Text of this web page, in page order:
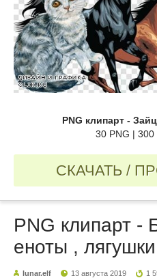
PNG клипарт -
30 PNG |
СКАЧАТЬ /
PNG клипарт -
еноты , лягушки
lunar.elf 13 августа 2019 1